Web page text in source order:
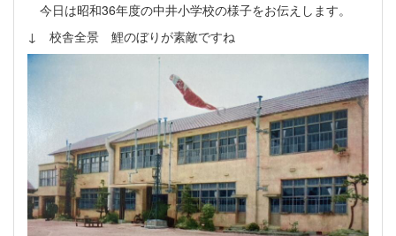
今日は昭和36年度の中井小学校の様子をお伝えします。
↓ 校舎全景 鯉のぼりが素敵ですね